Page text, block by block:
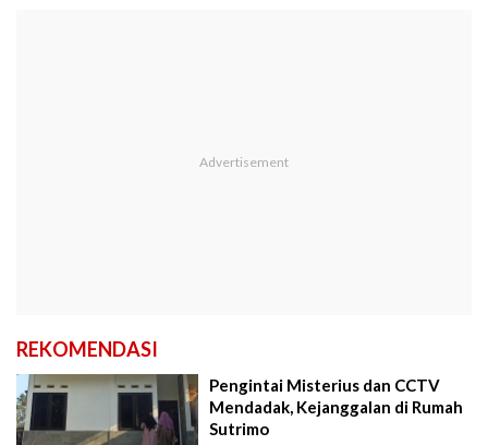
REKOMENDASI
Pengintai Misterius dan CCTV
Mendadak, Kejanggalan di Rumah
Sutrimo